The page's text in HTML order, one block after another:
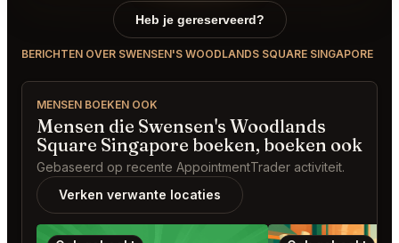
Heb je gereserveerd?
BERICHTEN OVER SWENSEN'S WOODLANDS SQUARE SINGAPORE
MENSEN BOEKEN OOK
Mensen die Swensen's Woodlands
Square Singapore boeken, boeken ook
Gebaseerd op recente AppointmentTrader activiteit.
Verken verwante locaties